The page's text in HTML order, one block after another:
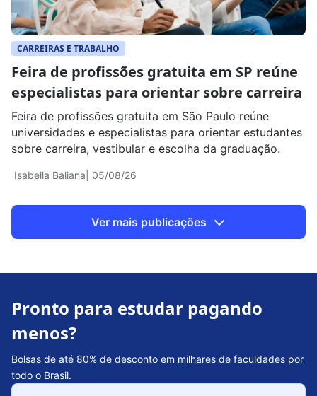
CARREIRAS E TRABALHO
Feira de profissões gratuita em SP reúne
especialistas para orientar sobre carreira
Isabella Baliana | 05/08/26
Feira de profissões gratuita em São Paulo reúne
universidades e especialistas para orientar estudantes
sobre carreira, vestibular e escolha da graduação.
Ver mais publicações
Pronto para estudar pagando
menos?
Bolsas de até 80% de desconto em milhares de faculdades por
todo o Brasil.